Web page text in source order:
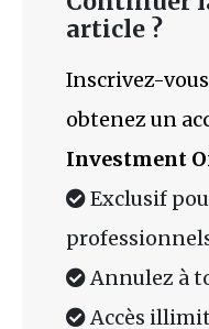
article ?
Inscrivez-
obtenez un
Investment
Exclusif
Annulez à
Accès